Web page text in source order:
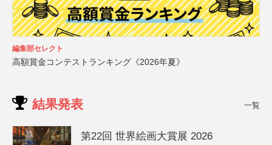
編集部セレクト
高額賞金コンテストランキング《2026年夏》
結果発表 一覧
第22回 世界絵画大賞展 2026